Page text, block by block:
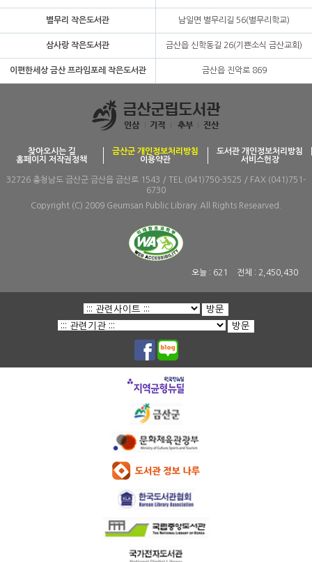
별무리 작은도서관 남일면 별무리길 56(별무리학교)
삼사랑 작은도서관 금산읍 신학동길 26(기쁜소식 금산교회)
이편한세상 금산 프라임포레 작은도서관 금산읍 진악로 869
찾아오시는 길 금산군 개인정보처리방침
도서관 개인정보처리방침
홈페이지 저작권정책
이용약관 서비스헌장
32726 충청남도 금산군 금산읍 금산로 1543 / TEL (041)750-3525 / FAX (041)751-
6730
Copyright (C) 2009 Geumsan Public Library.All Rights Researved.
오늘 : 621 전체 : 2,450,430